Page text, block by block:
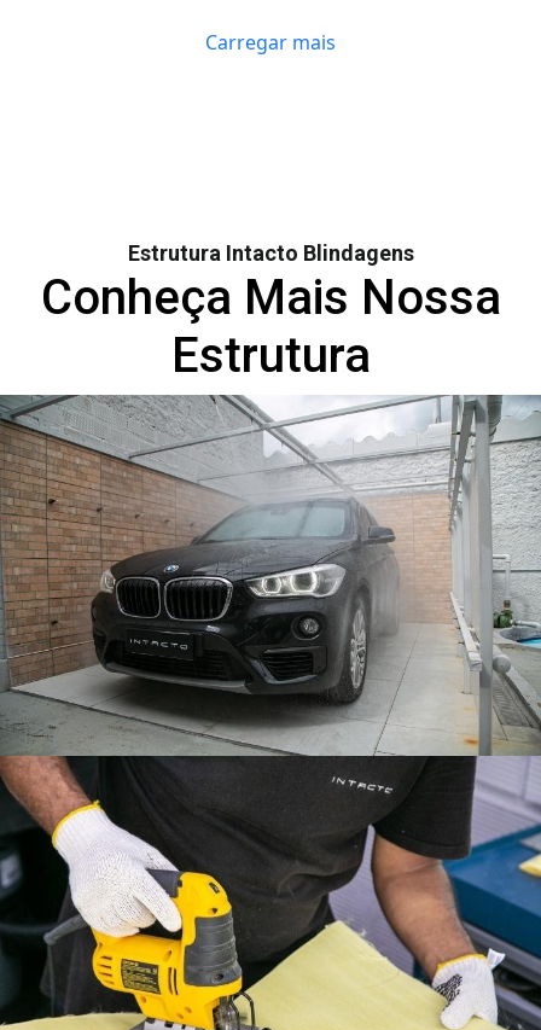
Carregar mais
Estrutura Intacto Blindagens
Conheça Mais Nossa
Estrutura